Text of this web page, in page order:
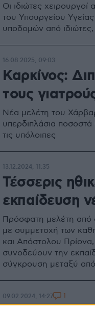
Οι ιδιώτες
του Υπουργείου
υποδομών από
Καρκίνος:
τους
Νέα μελέτη του
υπερδιπλάσια
τις υπόλοιπες
16.08.2025, 09:03
Τέσσερις
εκπαίδευση
Πρόσφατη μελέτη από
με συμμετοχή των
και Απόστολου
συνοδεύουν την
σύγκρουση μεταξύ
13.12.2024, 11:35
09.02.2024, 14:27 1